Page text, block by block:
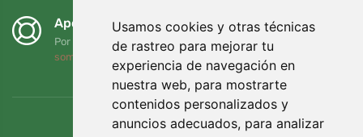
Usamos cookies y otras técnicas
de rastreo para mejorar tu
experiencia de navegación en
nuestra web, para mostrarte
contenidos personalizados y
anuncios adecuados, para analizar
Apoyamos a Trees.org
Por cada pedido plantamos un árbol. Leer más
somos